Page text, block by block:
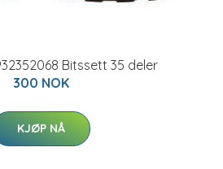
Bitssett 35 deler
300 NOK
KJØP NÅ